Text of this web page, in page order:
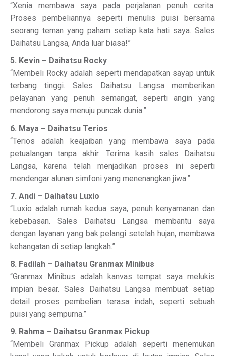
“Xenia membawa saya pada perjalanan penuh cerita.
Proses pembeliannya seperti menulis puisi bersama
seorang teman yang paham setiap kata hati saya. Sales
Daihatsu Langsa, Anda luar biasa!”
5. Kevin – Daihatsu Rocky
“Membeli Rocky adalah seperti mendapatkan sayap untuk
terbang tinggi. Sales Daihatsu Langsa memberikan
pelayanan yang penuh semangat, seperti angin yang
mendorong saya menuju puncak dunia.”
6. Maya – Daihatsu Terios
“Terios adalah keajaiban yang membawa saya pada
petualangan tanpa akhir. Terima kasih sales Daihatsu
Langsa, karena telah menjadikan proses ini seperti
mendengar alunan simfoni yang menenangkan jiwa.”
7. Andi – Daihatsu Luxio
“Luxio adalah rumah kedua saya, penuh kenyamanan dan
kebebasan. Sales Daihatsu Langsa membantu saya
dengan layanan yang bak pelangi setelah hujan, membawa
kehangatan di setiap langkah.”
8. Fadilah – Daihatsu Granmax Minibus
“Granmax Minibus adalah kanvas tempat saya melukis
impian besar. Sales Daihatsu Langsa membuat setiap
detail proses pembelian terasa indah, seperti sebuah
puisi yang sempurna.”
9. Rahma – Daihatsu Granmax Pickup
“Membeli Granmax Pickup adalah seperti menemukan